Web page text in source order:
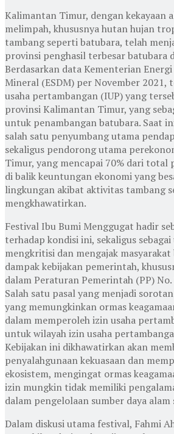
Kalimantan Timur, dengan kekayaan
melimpah, khususnya hutan hujan
tambang seperti batubara, telah
provinsi penghasil terbesar batubara
Berdasarkan data Kementerian
Mineral (ESDM) per November 2021,
usaha pertambangan (IUP) yang
provinsi Kalimantan Timur, yang
untuk penambangan batubara. Saat
salah satu penyumbang utama
sekaligus pendorong utama
Timur, yang mencapai 70% dari total
di balik keuntungan ekonomi yang
lingkungan akibat aktivitas tambang
mengkhawatirkan.
Festival Ibu Bumi Menggugat hadir
terhadap kondisi ini, sekaligus
mengkritisi dan mengajak
dampak kebijakan pemerintah,
dalam Peraturan Pemerintah (PP)
Salah satu pasal yang menjadi
yang memungkinkan ormas
dalam memperoleh izin usaha
untuk wilayah izin usaha
Kebijakan ini dikhawatirkan akan
penyalahgunaan kekuasaan dan
ekosistem, mengingat ormas
izin mungkin tidak memiliki
dalam pengelolaan sumber daya
Dalam diskusi utama festival, Fahmi